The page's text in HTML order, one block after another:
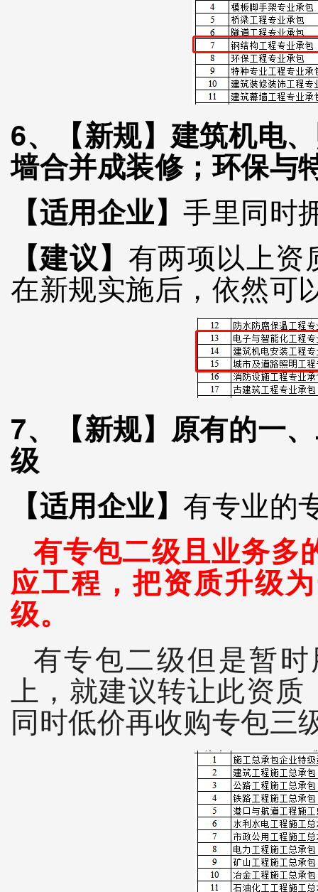
6、【新规】 建筑机电
墙合并成装修；环保与
【适用企业】手里同时
【建议】 有两项以上资
在新规实施后，依然可
7、【新规】 原有的一
级
【适用企业】有专业的
有专包二级且业务多
应工程，把资质升级
级。
有专包二级但是暂
上，就建议转让此资
同时低价再收购专包三